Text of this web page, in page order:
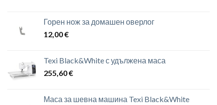
Горен нож за домашен оверлог
12,00€
Texi Black&White с удължена маса
255,60€
Маса за шевна машина Texi Black&White